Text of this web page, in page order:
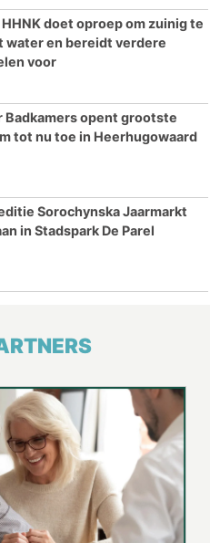
doet oproep om zuinig te
water en bereidt verdere
voor
Badkamers opent grootste
tot nu toe in Heerhugowaard
Sorochynska Jaarmarkt
in Stadspark De Parel